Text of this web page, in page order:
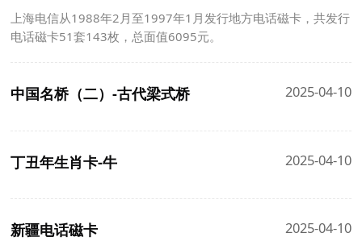
上海电信从1988年2月至1997年1月发行地方电话磁卡，共发行
电话磁卡51套143枚，总面值6095元。
中国名桥（二）-古代梁式桥 2025-04-10
丁丑年生肖卡-牛 2025-04-10
新疆电话磁卡 2025-04-10